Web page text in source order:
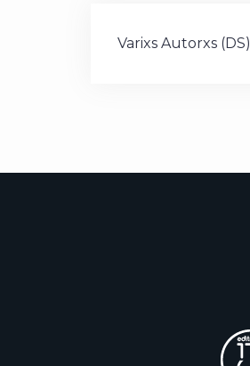
Navegación
Varixs Autorxs (DS)